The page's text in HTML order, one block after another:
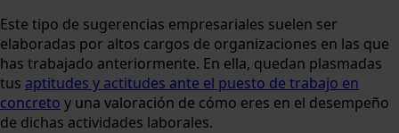
Este tipo de sugerencias empresariales suelen ser
elaboradas por altos cargos de organizaciones en las que
has trabajado anteriormente. En ella, quedan plasmadas
tus aptitudes y actitudes ante el puesto de trabajo en
concreto y una valoración de cómo eres en el desempeño
de dichas actividades laborales.